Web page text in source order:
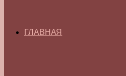
ГЛАВНАЯ